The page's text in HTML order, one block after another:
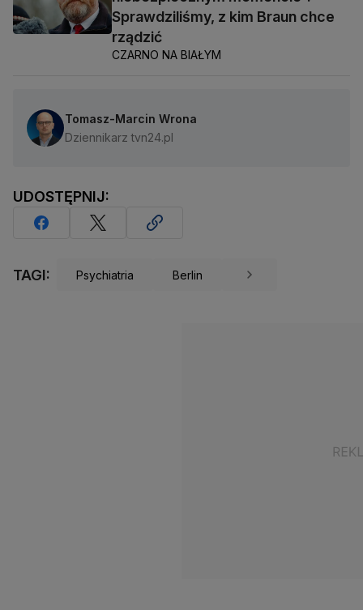
Sprawdziliśmy, z kim Braun chce
rządzić
CZARNO NA BIAŁYM
Tomasz-Marcin Wrona
Dziennikarz tvn24.pl
UDOSTĘPNIJ:
TAGI: Psychiatria Berlin